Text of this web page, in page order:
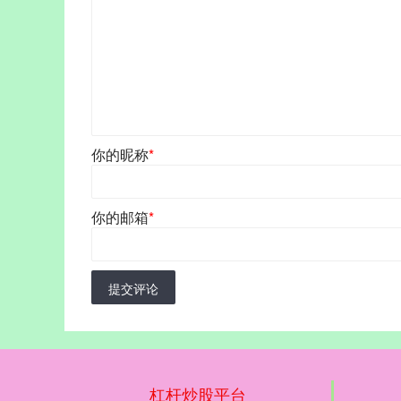
你的昵称*
你的邮箱*
提交评论
杠杆炒股平台